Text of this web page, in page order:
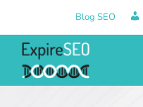
contenu
Blog SEO